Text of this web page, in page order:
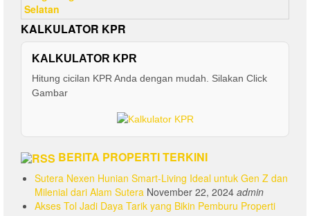
KALKULATOR KPR
KALKULATOR KPR
Hitung cicilan KPR Anda dengan mudah. Silakan Click
Gambar
BERITA PROPERTI TERKINI
Sutera Nexen Hunian Smart-Living Ideal untuk Gen Z dan
Milenial dari Alam Sutera November 22, 2024 admin
Akses Tol Jadi Daya Tarik yang Bikin Pemburu Properti